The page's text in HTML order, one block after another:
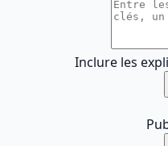
Inclure les